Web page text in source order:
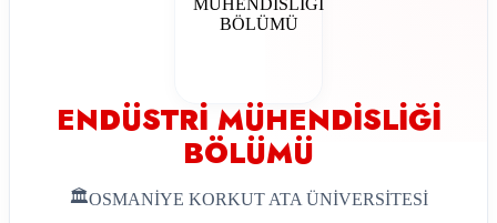
ENDÜSTRİ MÜHENDİSLİĞİ
BÖLÜMÜ
🏛OSMANİYE KORKUT ATA ÜNİVERSİTESİ